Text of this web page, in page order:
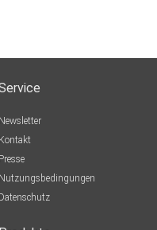
Newsletter
Kontakt
Presse
Nutzungsbedingungen
Datenschutz